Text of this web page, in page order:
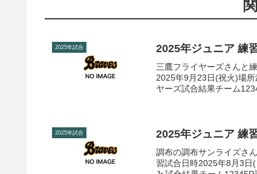
2025年試合 2025年ジュニア 練
三鷹フライヤーズさんと
2025年9月23日(祝火)場
ヤーズ試合結果チーム
2025年試合 2025年ジュニア 練
調布の調布サンライズさ
習試合日時2025年8月3日